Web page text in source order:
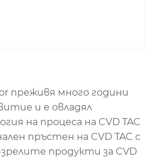
преживя много години
и е овладял
на процеса на CVD TAC
пръстен на CVD TAC с
продукти за CVD